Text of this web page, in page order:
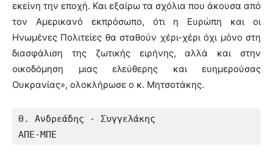
εκείνη την εποχή. Και εξαίρω τα σχόλια που άκουσα από
τον Αμερικανό εκπρόσωπο, ότι η Ευρώπη και οι
Ηνωμένες Πολιτείες θα σταθούν χέρι-χέρι όχι μόνο στη
διασφάλιση της ζωτικής ειρήνης, αλλά και στην
οικοδόμηση μιας ελεύθερης και ευημερούσας
Ουκρανίας», ολοκλήρωσε ο κ. Μητσοτάκης.
Θ. Ανδρεάδης - Συγγελάκης
ΑΠΕ-ΜΠΕ